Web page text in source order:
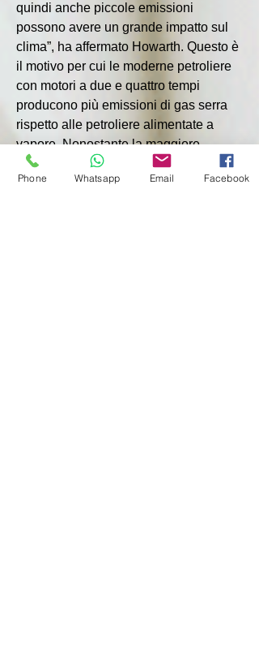
quindi anche piccole emissioni
possono avere un grande impatto sul
clima”, ha affermato Howarth. Questo è
il motivo per cui le moderne petroliere
con motori a due e quattro tempi
producono più emissioni di gas serra
rispetto alle petroliere alimentate a
vapore. Nonostante la maggiore
efficienza del carburante e le minori
emissioni di anidride carbonica, il
Phone Whatsapp Email Facebook